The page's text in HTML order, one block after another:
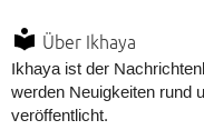
Über Ikhaya
Ikhaya ist der
werden Neuigkeiten rund
veröffentlicht.